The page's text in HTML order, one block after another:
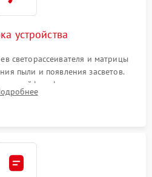
устройства
светорассеивателя и матрицы
пыли и появления засветов.
шлейфов, фиксация плат и
пластикового корпуса монитора.